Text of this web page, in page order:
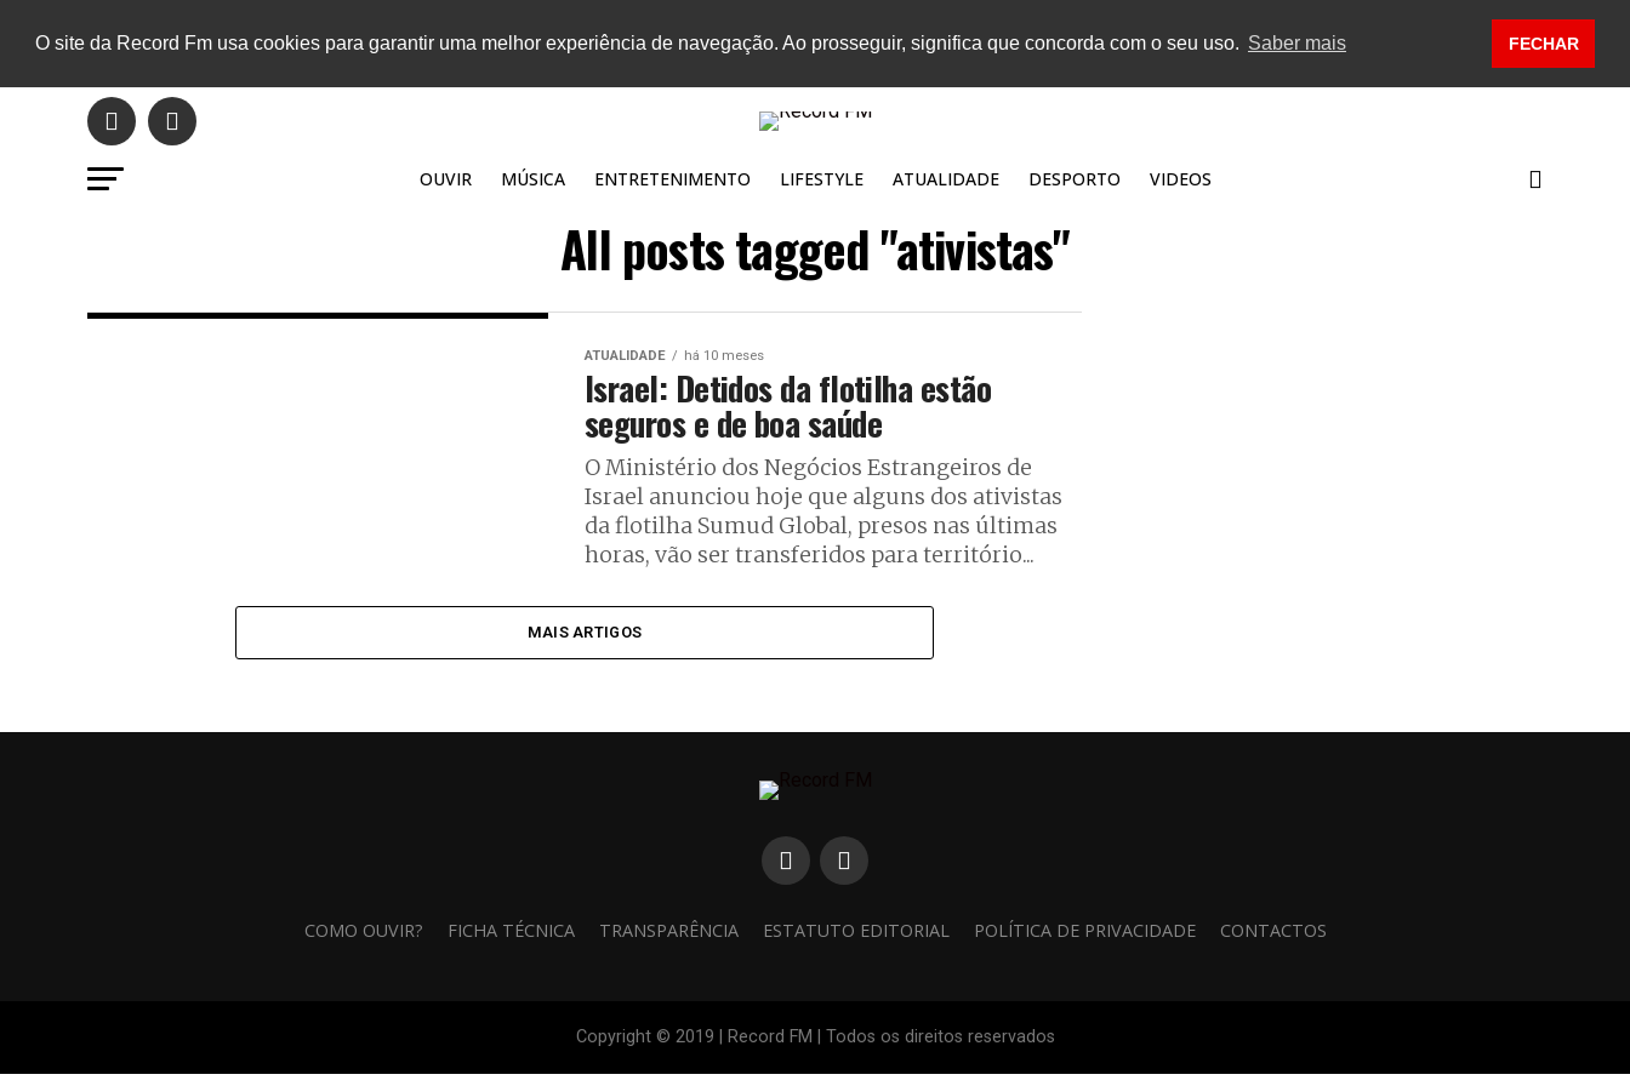
O site da Record Fm usa cookies para garantir uma melhor experiência de navegação. Ao prosseguir, significa que concorda com o seu uso. Saber mais FECHAR
OUVIR MÚSICA ENTRETENIMENTO LIFESTYLE ATUALIDADE DESPORTO VIDEOS
All posts tagged "ativistas"
ATUALIDADE há 10 meses
Israel: Detidos da flotilha estão
seguros e de boa saúde
O Ministério dos Negócios Estrangeiros de
Israel anunciou hoje que alguns dos ativistas
da flotilha Sumud Global, presos nas últimas
horas, vão ser transferidos para território...
MAIS ARTIGOS
COMO OUVIR? FICHA TÉCNICA TRANSPARÊNCIA ESTATUTO EDITORIAL POLÍTICA DE PRIVACIDADE CONTACTOS
Copyright © 2019 | Record FM | Todos os direitos reservados